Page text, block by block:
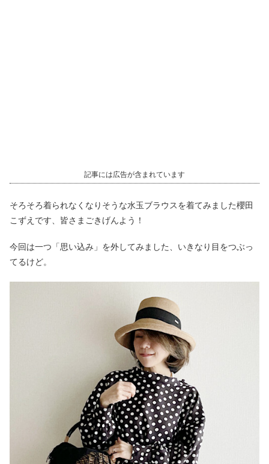
記事には広告が含まれています
そろそろ着られなくなりそうな水玉ブラウスを着てみました櫻田
こずえです、皆さまごきげんよう！
今回は一つ「思い込み」を外してみました、いきなり目をつぶっ
てるけど。